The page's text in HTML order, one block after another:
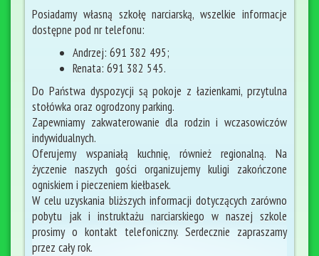
Posiadamy własną szkołę narciarską, wszelkie informacje
dostępne pod nr telefonu:
Andrzej: 691 382 495;
Renata: 691 382 545.
Do Państwa dyspozycji są pokoje z łazienkami, przytulna
stołówka oraz ogrodzony parking.
Zapewniamy zakwaterowanie dla rodzin i wczasowiczów
indywidualnych.
Oferujemy wspaniałą kuchnię, również regionalną. Na
życzenie naszych gości organizujemy kuligi zakończone
ogniskiem i pieczeniem kiełbasek.
W celu uzyskania bliższych informacji dotyczących zarówno
pobytu jak i instruktażu narciarskiego w naszej szkole
prosimy o kontakt telefoniczny. Serdecznie zapraszamy
przez cały rok.